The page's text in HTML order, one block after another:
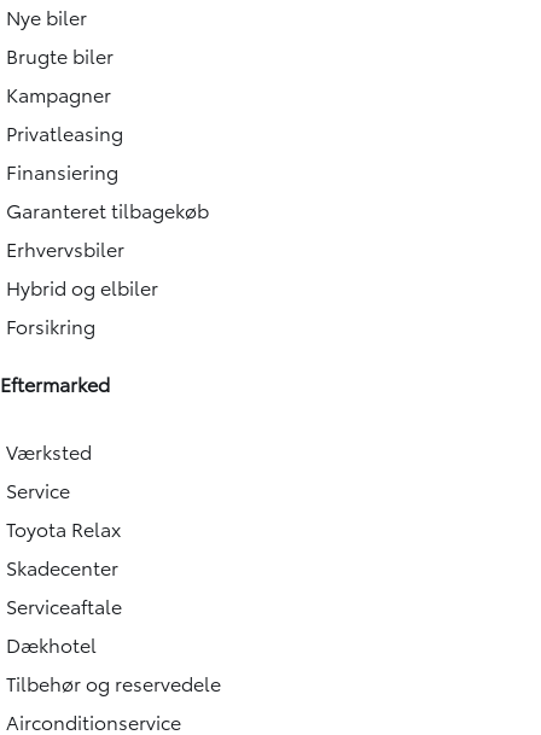
Nye biler
Brugte biler
Kampagner
Privatleasing
Finansiering
Garanteret tilbagekøb
Erhvervsbiler
Hybrid og elbiler
Forsikring
Eftermarked
Værksted
Service
Toyota Relax
Skadecenter
Serviceaftale
Dækhotel
Tilbehør og reservedele
Airconditionservice